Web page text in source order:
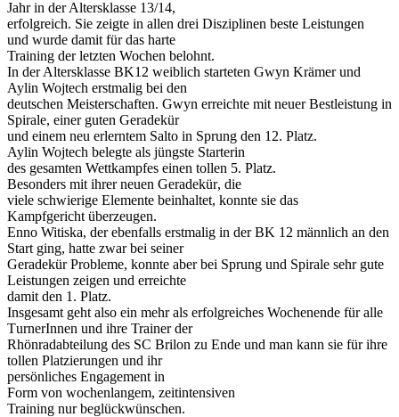
Jahr in der Altersklasse 13/14,
erfolgreich. Sie zeigte in allen drei Disziplinen beste Leistungen
und wurde damit für das harte
Training der letzten Wochen belohnt.
In der Altersklasse BK12 weiblich starteten Gwyn Krämer und
Aylin Wojtech erstmalig bei den
deutschen Meisterschaften. Gwyn erreichte mit neuer Bestleistung in
Spirale, einer guten Geradekür
und einem neu erlerntem Salto in Sprung den 12. Platz.
Aylin Wojtech belegte als jüngste Starterin
des gesamten Wettkampfes einen tollen 5. Platz.
Besonders mit ihrer neuen Geradekür, die
viele schwierige Elemente beinhaltet, konnte sie das
Kampfgericht überzeugen.
Enno Witiska, der ebenfalls erstmalig in der BK 12 männlich an den
Start ging, hatte zwar bei seiner
Geradekür Probleme, konnte aber bei Sprung und Spirale sehr gute
Leistungen zeigen und erreichte
damit den 1. Platz.
Insgesamt geht also ein mehr als erfolgreiches Wochenende für alle
TurnerInnen und ihre Trainer der
Rhönradabteilung des SC Brilon zu Ende und man kann sie für ihre
tollen Platzierungen und ihr
persönliches Engagement in
Form von wochenlangem, zeitintensiven
Training nur beglückwünschen.